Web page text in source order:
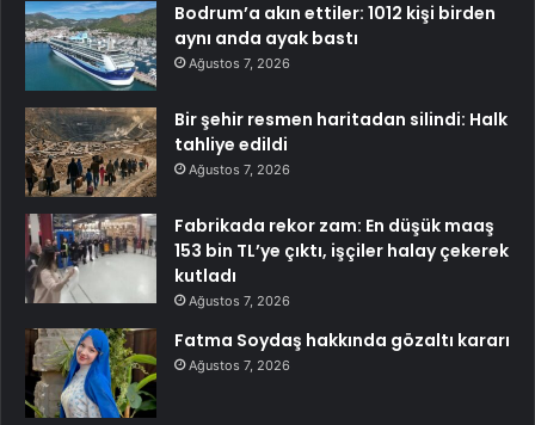
Bodrum’a akın ettiler: 1012 kişi birden
aynı anda ayak bastı
Ağustos 7, 2026
Bir şehir resmen haritadan silindi: Halk
tahliye edildi
Ağustos 7, 2026
Fabrikada rekor zam: En düşük maaş
153 bin TL’ye çıktı, işçiler halay çekerek
kutladı
Ağustos 7, 2026
Fatma Soydaş hakkında gözaltı kararı
Ağustos 7, 2026